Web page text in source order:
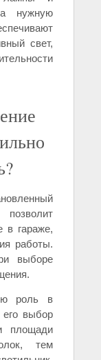
нужную
свет,
в гараже,
работы.
выборе
роль в
его выбор
площади
тем